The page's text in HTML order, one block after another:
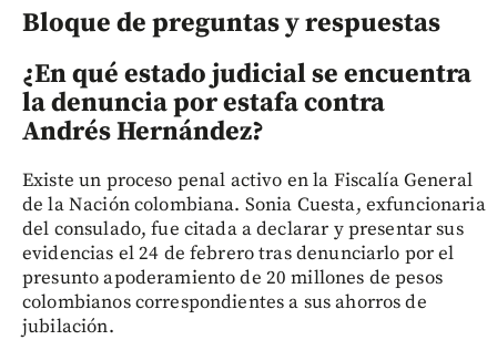
Bloque de preguntas y respuestas
¿En qué estado judicial se encuentra
la denuncia por estafa contra
Andrés Hernández?
Existe un proceso penal activo en la Fiscalía General
de la Nación colombiana. Sonia Cuesta, exfuncionaria
del consulado, fue citada a declarar y presentar sus
evidencias el 24 de febrero tras denunciarlo por el
presunto apoderamiento de 20 millones de pesos
colombianos correspondientes a sus ahorros de
jubilación.